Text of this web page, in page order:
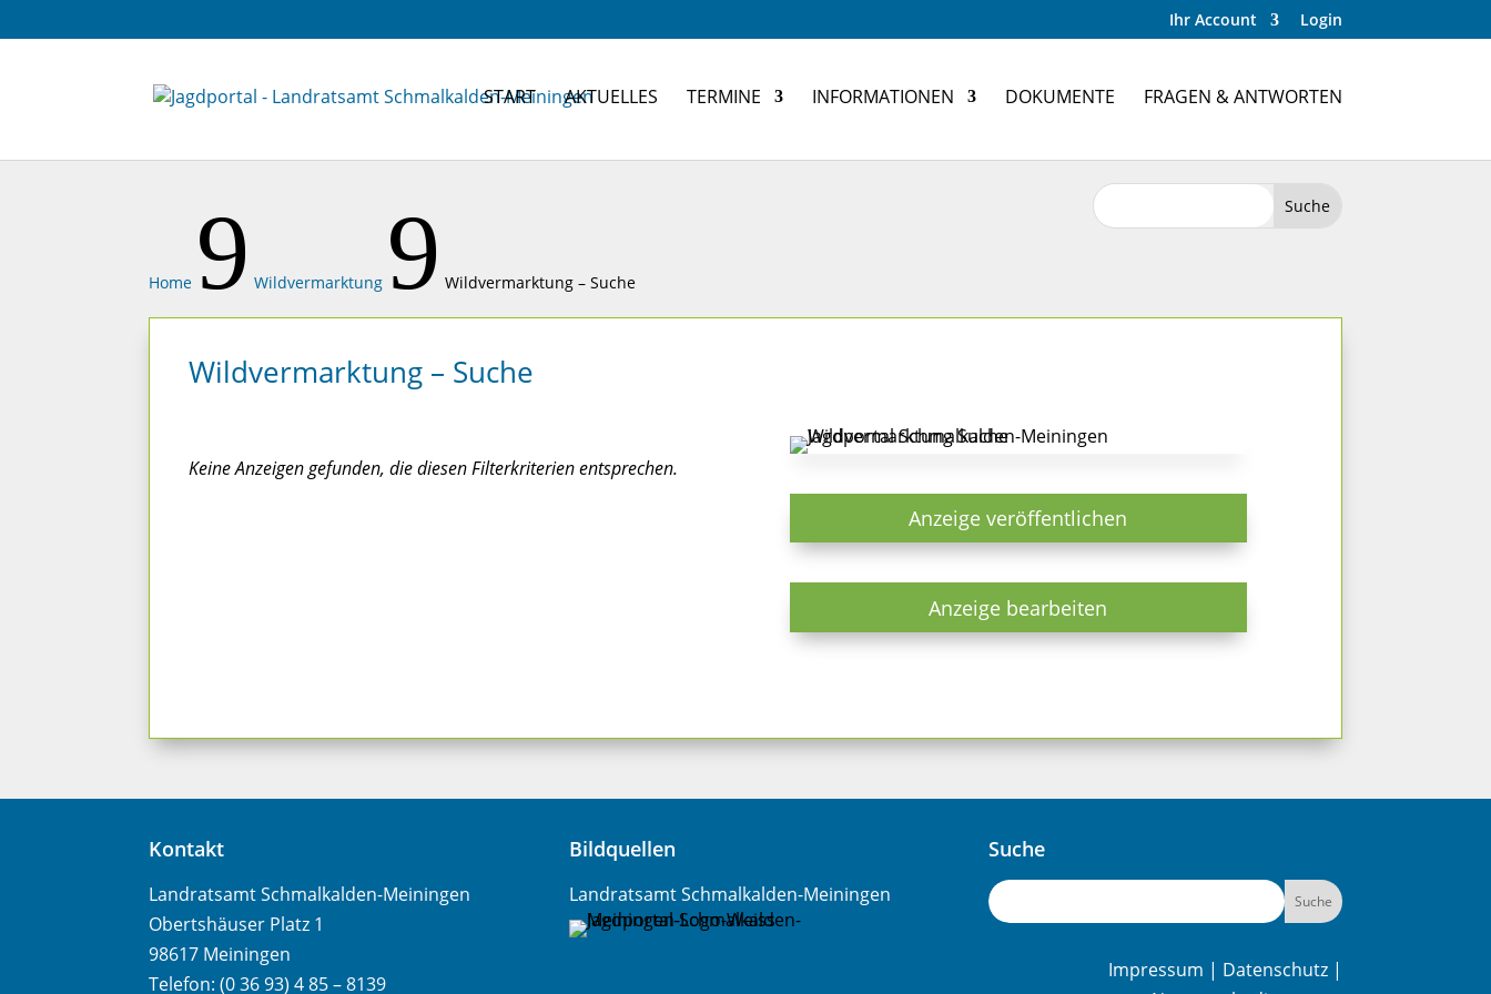
Ihr Account Login
START AKTUELLES TERMINE INFORMATIONEN DOKUMENTE FRAGEN & ANTWORTEN
Home 9 Wildvermarktung 9 Wildvermarktung – Suche
Wildvermarktung – Suche
Keine Anzeigen gefunden, die diesen Filterkriterien entsprechen.
Anzeige veröffentlichen
Anzeige bearbeiten
Kontakt
Landratsamt Schmalkalden-Meiningen
Obertshäuser Platz 1
98617 Meiningen
Telefon: (0 36 93) 4 85 – 8139
Bildquellen
Landratsamt Schmalkalden-Meiningen
Suche
Impressum | Datenschutz|